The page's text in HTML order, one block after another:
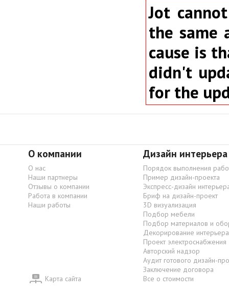
Jot
the same
cause is
didn't
for the
О компании
О нас
Наши партнеры
Отзывы о компании
Работа в компании
Наши работы
Карта сайта
Дизайн интерьера
Порядок выполнения
Пример дизайн-проекта
Экспресс-дизайн
Бриф на дизайн-проект
3D визуализация
Подбор мебели
Подбор материалов и
Декорирование интерьера
Проект электроснабжения
Авторский надзор
Аудит готового дизайн-
Заключение договора
Все о стоимости